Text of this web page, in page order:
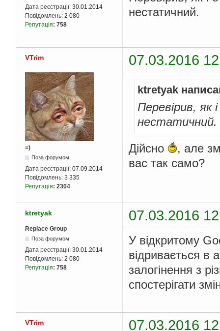
Дата реєстрації: 30.01.2014
Повідомлень: 2 080
Репутація: 758
нестатичний.
VTrim 07.03.2016
=)
Поза форумом
Дата реєстрації: 07.09.2014
Повідомлень: 3 335
Репутація: 2304
ktretyak
Перевірив, як
нестатичний.
Дійсно
, але
вас так само?
ktretyak 07.03.2016
Replace Group
Поза форумом
Дата реєстрації: 30.01.2014
Повідомлень: 2 080
Репутація: 758
У відкритому
відривається в
залогінення з
спостерігати
VTrim 07.03.2016